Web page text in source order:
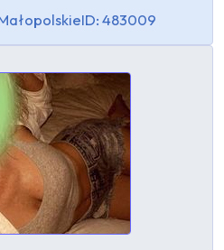
ID: 483009